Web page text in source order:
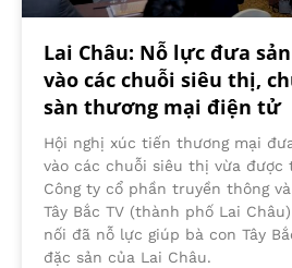
Lai Châu: Nỗ lực đưa
vào các chuỗi siêu thị,
sàn thương mại điện tử
Hội nghị xúc tiến thương mại
vào các chuỗi siêu thị vừa được
Công ty cổ phần truyền thông
Tây Bắc TV (thành phố Lai
nối đã nỗ lực giúp bà con Tây
đặc sản của Lai Châu.